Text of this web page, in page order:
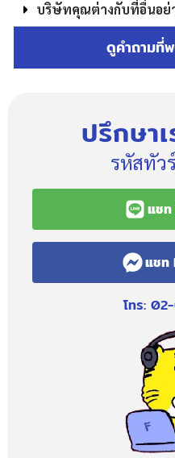
บริษัทคุณต่างกับที่อื่นอย่า
ดูคำถามที่
ปรึกษา
รหัสทัว
แชท
แชท
โทร: